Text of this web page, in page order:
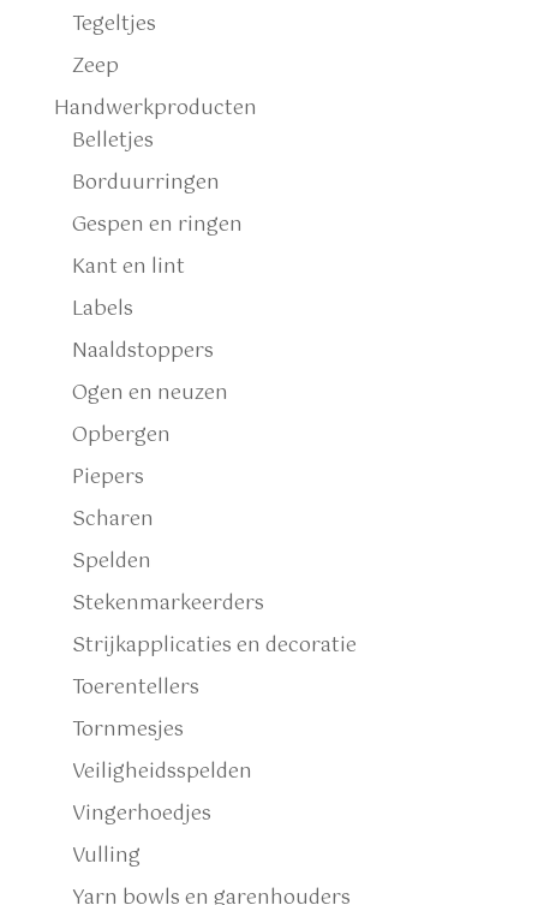
Tegeltjes
Zeep
Handwerkproducten
Belletjes
Borduurringen
Gespen en ringen
Kant en lint
Labels
Naaldstoppers
Ogen en neuzen
Opbergen
Piepers
Scharen
Spelden
Stekenmarkeerders
Strijkapplicaties en decoratie
Toerentellers
Tornmesjes
Veiligheidsspelden
Vingerhoedjes
Vulling
Yarn bowls en garenhouders